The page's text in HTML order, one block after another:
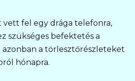
fel egy drága telefonra,
szükséges befektetés a
azonban a törlesztőrészleteket
hónapra.